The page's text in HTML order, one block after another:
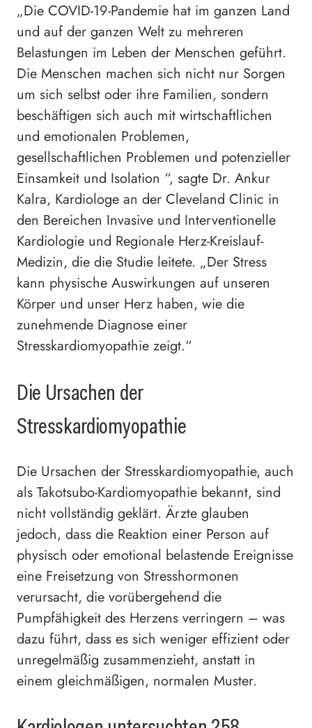
„Die COVID-19-Pandemie hat im ganzen Land
und auf der ganzen Welt zu mehreren
Belastungen im Leben der Menschen geführt.
Die Menschen machen sich nicht nur Sorgen
um sich selbst oder ihre Familien, sondern
beschäftigen sich auch mit wirtschaftlichen
und emotionalen Problemen,
gesellschaftlichen Problemen und potenzieller
Einsamkeit und Isolation “, sagte Dr. Ankur
Kalra, Kardiologe an der Cleveland Clinic in
den Bereichen Invasive und Interventionelle
Kardiologie und Regionale Herz-Kreislauf-
Medizin, die die Studie leitete. „Der Stress
kann physische Auswirkungen auf unseren
Körper und unser Herz haben, wie die
zunehmende Diagnose einer
Stresskardiomyopathie zeigt.“
Die Ursachen der
Stresskardiomyopathie
Die Ursachen der Stresskardiomyopathie, auch
als Takotsubo-Kardiomyopathie bekannt, sind
nicht vollständig geklärt. Ärzte glauben
jedoch, dass die Reaktion einer Person auf
physisch oder emotional belastende Ereignisse
eine Freisetzung von Stresshormonen
verursacht, die vorübergehend die
Pumpfähigkeit des Herzens verringern – was
dazu führt, dass es sich weniger effizient oder
unregelmäßig zusammenzieht, anstatt in
einem gleichmäßigen, normalen Muster.